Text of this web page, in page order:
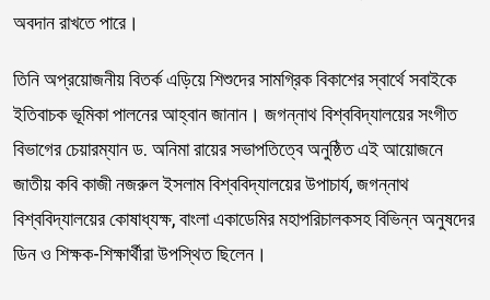
অবদান রাখতে পারে।
তিনি অপ্রয়োজনীয় বিতর্ক এড়িয়ে শিশুদের সামগ্রিক বিকাশের স্বার্থে সবাইকে
ইতিবাচক ভূমিকা পালনের আহ্বান জানান। জগন্নাথ বিশ্ববিদ্যালয়ের সংগীত
বিভাগের চেয়ারম্যান ড. অনিমা রায়ের সভাপতিত্বে অনুষ্ঠিত এই আয়োজনে
জাতীয় কবি কাজী নজরুল ইসলাম বিশ্ববিদ্যালয়ের উপাচার্য, জগন্নাথ
বিশ্ববিদ্যালয়ের কোষাধ্যক্ষ, বাংলা একাডেমির মহাপরিচালকসহ বিভিন্ন অনুষদের
ডিন ও শিক্ষক-শিক্ষার্থীরা উপস্থিত ছিলেন।